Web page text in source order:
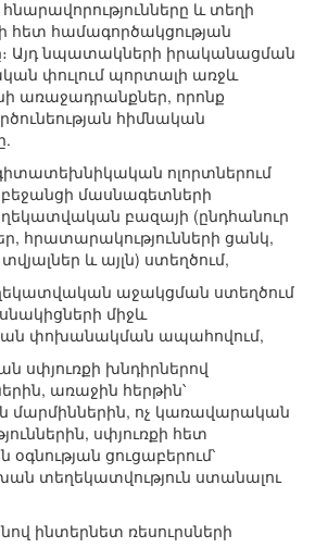
և տեղի
հետ համագործակցության
Այդ նպատակների իրականացման
փուլում պորտալի առջև
առաջադրանքներ, որոնք
հիմնական
ոլորտներում
մասնագետների
բազայի (ընդհանուր
հրատարակությունների ցանկ,
և այլն) ստեղծում,
աջակցման ստեղծում
միջև
փոխանակման ապահովում,
սփյուռքի խնդիրներով
առաջին հերթին՝
ոչ կառավարական
սփյուռքի հետ
ցուցաբերում՝
տեղեկատվություն ստանալու
ինտերնետ ռեսուրսների